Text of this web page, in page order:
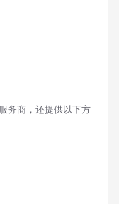
务商，还提供以下方